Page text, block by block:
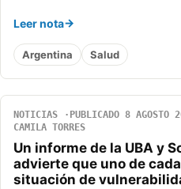
Leer nota
Argentina Salud
NOTICIAS PUBLICADO 8 AGOSTO
CAMILA TORRES
Un informe de la UBA y
advierte que uno de
situación de